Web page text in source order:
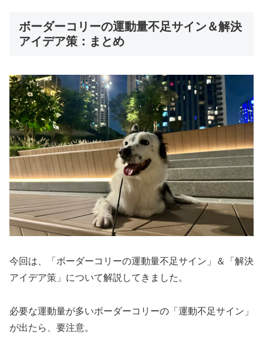
ボーダーコリーの運動量不足サイン＆解決
アイデア策：まとめ
今回は、「ボーダーコリーの運動量不足サイン」＆「解決
アイデア策」について解説してきました。
必要な運動量が多いボーダーコリーの「運動不足サイン」
が出たら、要注意。